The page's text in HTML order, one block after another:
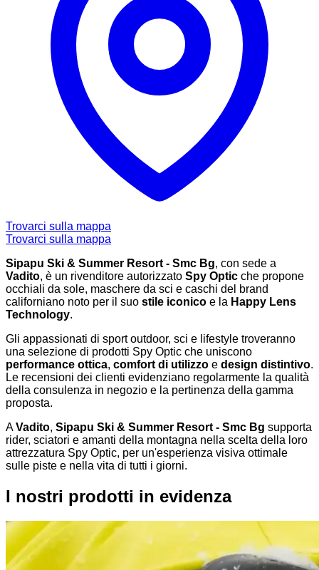
Trovarci sulla mappa
Trovarci sulla mappa
Sipapu Ski & Summer Resort - Smc Bg, con sede a
Vadito, è un rivenditore autorizzato Spy Optic che propone
occhiali da sole, maschere da sci e caschi del brand
californiano noto per il suo stile iconico e la Happy Lens
Technology.
Gli appassionati di sport outdoor, sci e lifestyle troveranno
una selezione di prodotti Spy Optic che uniscono
performance ottica, comfort di utilizzo e design distintivo.
Le recensioni dei clienti evidenziano regolarmente la qualità
della consulenza in negozio e la pertinenza della gamma
proposta.
AVadito, Sipapu Ski & Summer Resort - Smc Bg supporta
rider, sciatori e amanti della montagna nella scelta della loro
attrezzatura Spy Optic, per un'esperienza visiva ottimale
sulle piste e nella vita di tutti i giorni.
I nostri prodotti in evidenza